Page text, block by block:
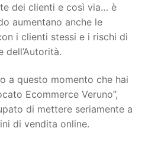
dei clienti e così via… è
aumentano anche le
i clienti stessi e i rischi di
a questo momento che hai
Ecommerce Veruno”,
di mettere seriamente a
di vendita online.